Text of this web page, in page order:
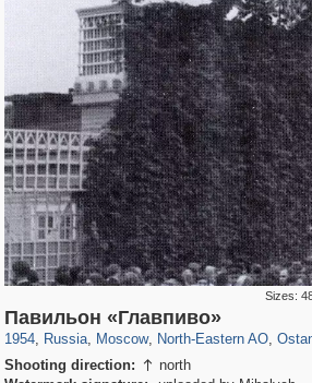
Sizes:
Павильон «Главпиво»
1954, Russia
1,405,755 29,243
, Moscow
319,716 8,286
, North-Eastern AO
24,485 250
,
Shooting direction:  north